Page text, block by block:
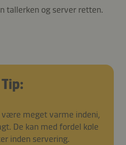
tallerken og server retten.
Tip:
meget varme indeni,
De kan med fordel køle
inden servering.